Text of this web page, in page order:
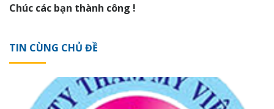
Chúc các bạn thành công !
TIN CÙNG CHỦ ĐỀ